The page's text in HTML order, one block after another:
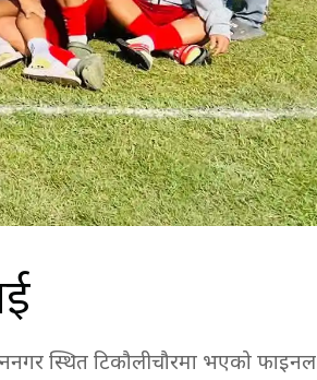
स्थित टिकौलीचौरमा भएको फाइनल